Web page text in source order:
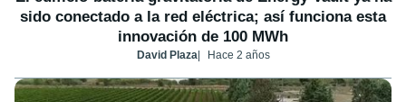
sido conectado a la red eléctrica; así funciona esta
innovación de 100 MWh
David Plaza Hace 2 años